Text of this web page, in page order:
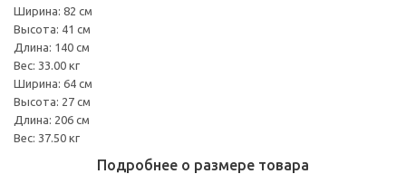
Ширина: 82 см
Высота: 41 см
Длина: 140 см
Вес: 33.00 кг
Ширина: 64 см
Высота: 27 см
Длина: 206 см
Вес: 37.50 кг
Подробнее о размере товара